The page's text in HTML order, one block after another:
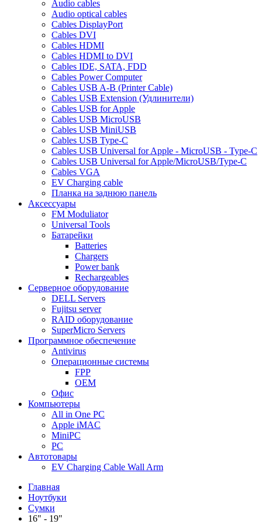
Audio cables
Audio optical cables
Cables DisplayPort
Cables DVI
Cables HDMI
Cables HDMI to DVI
Cables IDE, SATA, FDD
Cables Power Computer
Cables USB A-B (Printer Cable)
Cables USB Extension (Удлинители)
Cables USB for Apple
Cables USB MicroUSB
Cables USB MiniUSB
Cables USB Type-C
Cables USB Universal for Apple - MicroUSB - Type-C
Cables USB Universal for Apple/MicroUSB/Type-C
Cables VGA
EV Charging cable
Планка на заднюю панель
Аксессуары
FM Moduliator
Universal Tools
Батарейки
Batteries
Chargers
Power bank
Rechargeables
Серверное оборудование
DELL Servers
Fujitsu server
RAID оборудование
SuperMicro Servers
Программное обеспечение
Antivirus
Операционные системы
FPP
OEM
Офис
Компьютеры
All in One PC
Apple iMAC
MiniPC
PC
Автотовары
EV Charging Cable Wall Arm
Главная
Ноутбуки
Сумки
16" - 19"